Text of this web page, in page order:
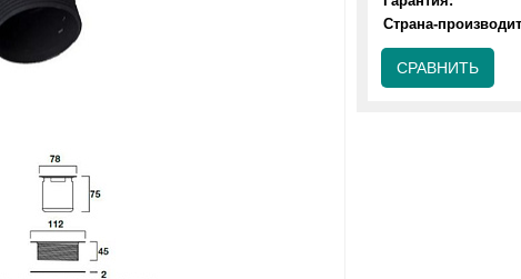
Страна-
СРАВНИТЬ